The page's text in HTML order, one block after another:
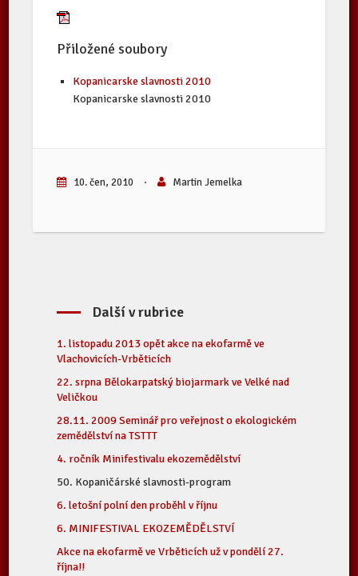
Přiložené soubory
Kopanicarske slavnosti 2010
Kopanicarske slavnosti 2010
10. čen, 2010 · Martin Jemelka
Další v rubrice
1. listopadu 2013 opět akce na ekofarmě ve
Vlachovicích-Vrběticích
22. srpna Bělokarpatský biojarmark ve Velké nad
Veličkou
28.11. 2009 Seminář pro veřejnost o ekologickém
zemědělství na TSTTT
4. ročník Minifestivalu ekozemědělství
50. Kopaničárské slavnosti-program
6. letošní polní den proběhl v říjnu
6. MINIFESTIVAL EKOZEMĚDĚLSTVÍ
Akce na ekofarmě ve Vrběticích už v pondělí 27.
října!!